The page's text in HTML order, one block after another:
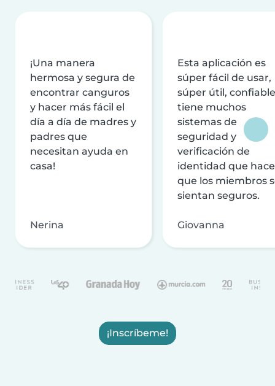
¡Una manera
hermosa y segura de
encontrar canguros
y hacer más fácil el
día a día de madres y
padres que
necesitan ayuda en
casa!
Nerina
Esta aplicación es
súper fácil de usar,
súper útil,
tiene muchos
sistemas de
seguridad y
verificación de
identidad que
que los miembros
sientan seguros.
Giovanna
¡Inscríbeme!